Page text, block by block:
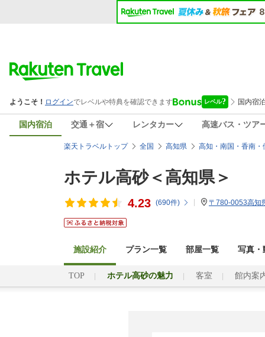
国内宿泊 交通＋宿 レンタカー 高速バス・ツア
楽天トラベルトップ 全国 高知県 高知・南国・香南・
ホテル高砂＜高知県＞
4.23 (690件) 〒780-0053高知
施設紹介 プラン一覧 部屋一覧 写真・
TOP ホテル高砂の魅力 客室 館内案